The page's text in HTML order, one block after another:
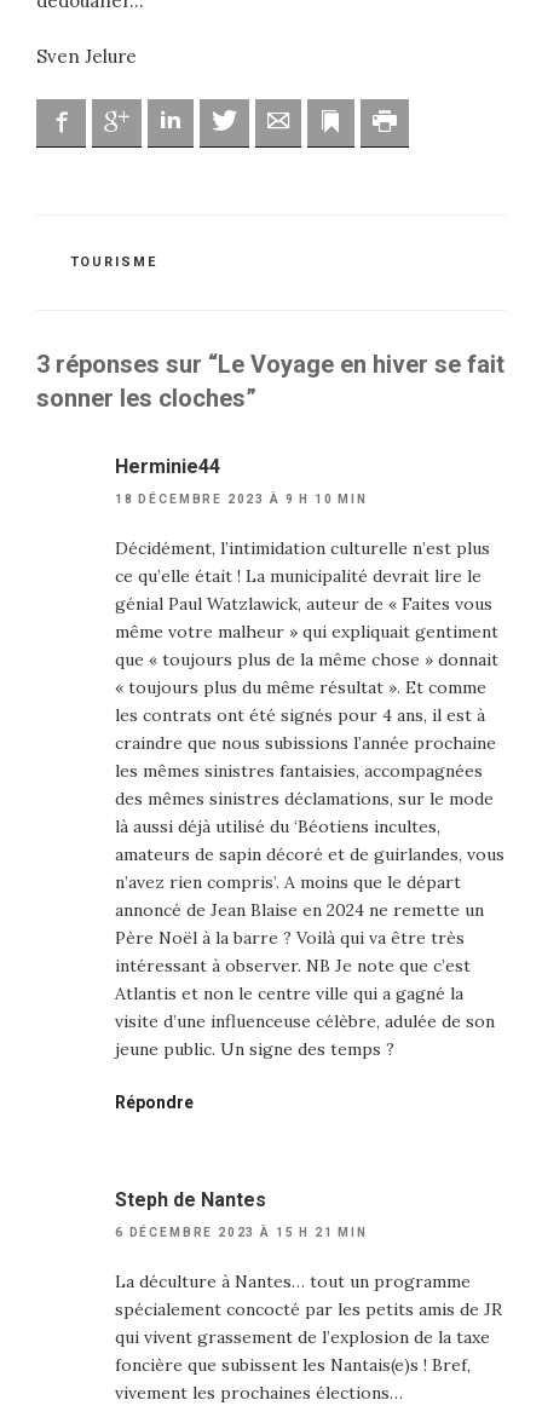
Sven Jelure
FacebookGoogle Linkedin Twitter Adresse mailMarque-page
CATÉGORIES
TOURISME
3 réponses sur “Le Voyage en hiver se fait
sonner les cloches”
Herminie44
18 DÉCEMBRE 2023 À 9 H 10 MIN
Décidément, l’intimidation culturelle n’est plus
ce qu’elle était ! La municipalité devrait lire le
génial Paul Watzlawick, auteur de « Faites vous
même votre malheur » qui expliquait gentiment
que « toujours plus de la même chose » donnait
« toujours plus du même résultat ». Et comme
les contrats ont été signés pour 4 ans, il est à
craindre que nous subissions l’année prochaine
les mêmes sinistres fantaisies, accompagnées
des mêmes sinistres déclamations, sur le mode
là aussi déjà utilisé du ‘Béotiens incultes,
amateurs de sapin décoré et de guirlandes, vous
n’avez rien compris’. A moins que le départ
annoncé de Jean Blaise en 2024 ne remette un
Père Noël à la barre ? Voilà qui va être très
intéressant à observer. NB Je note que c’est
Atlantis et non le centre ville qui a gagné la
visite d’une influenceuse célèbre, adulée de son
jeune public. Un signe des temps ?
Répondre
Steph de Nantes
6 DÉCEMBRE 2023 À 15 H 21 MIN
La déculture à Nantes… tout un programme
spécialement concocté par les petits amis de JR
qui vivent grassement de l’explosion de la taxe
foncière que subissent les Nantais(e)s ! Bref,
vivement les prochaines élections…